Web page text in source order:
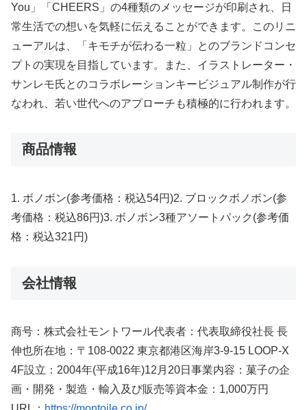
You」「CHEERS」の4種類のメッセージが印刷され、日
常生活での想いを気軽に伝えることができます。このリニ
ューアルは、「キモチが伝わる一粒」とのブランドコンセ
プトの実現を目指しています。また、イラストレーター・
サンレモ氏とのコラボレーションキービジュアル制作が行
なわれ、若い世代へのアプローチも積極的に行われます。
商品情報
1. ボノボン(参考価格：税込54円)2. ブロックボノボン(参
考価格：税込86円)3. ボノボン3種アソートパック(参考価
格：税込321円)
会社情報
商号：株式会社モントワール代表者：代表取締役社長 長
伸也所在地：〒108-0022 東京都港区海岸3-9-15 LOOP-X
4F設立：2004年(平成16年)12月20日事業内容：菓子の企
画・開発・製造・輸入及び販売等資本金：1,000万円